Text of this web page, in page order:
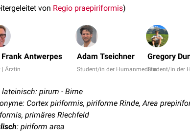
von Regio praepiriformis)
Frank Antwerpes
| Ärztin
Adam Tseichner
Student/in der Humanmedizin
Gregory
Student/in der
lateinisch: pirum - Birne
Cortex piriformis, piriforme Rinde, Area
primäres Riechfeld
: piriform area